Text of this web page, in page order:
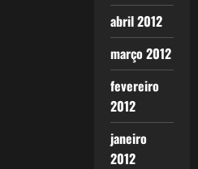
abril 2012
março 2012
fevereiro
2012
janeiro
2012